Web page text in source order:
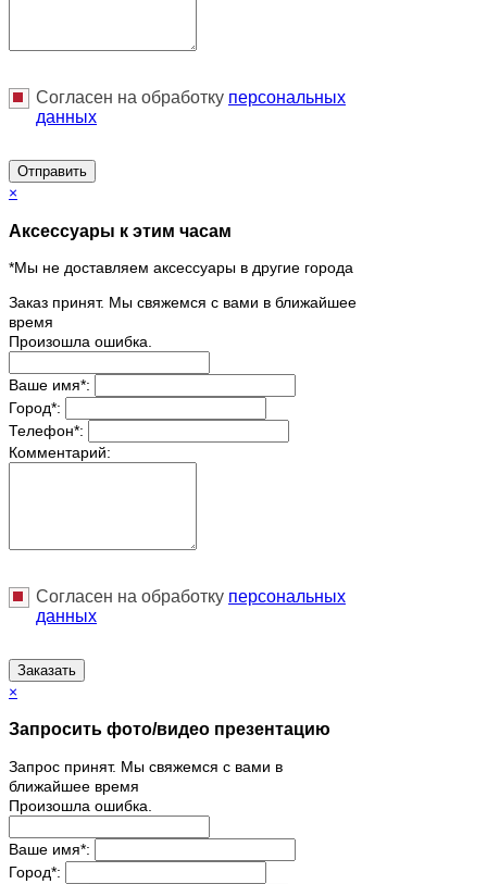
Согласен на обработку персональныx
данных
Отправить
×
Аксессуары к этим часам
*Мы не доставляем аксессуары в другие города
Заказ принят. Мы свяжемся с вами в ближайшее
время
Произошла ошибка.
Ваше имя*:
Город*:
Телефон*:
Комментарий:
Согласен на обработку персональныx
данных
Заказать
×
Запросить фото/видео презентацию
Запрос принят. Мы свяжемся с вами в
ближайшее время
Произошла ошибка.
Ваше имя*:
Город*: